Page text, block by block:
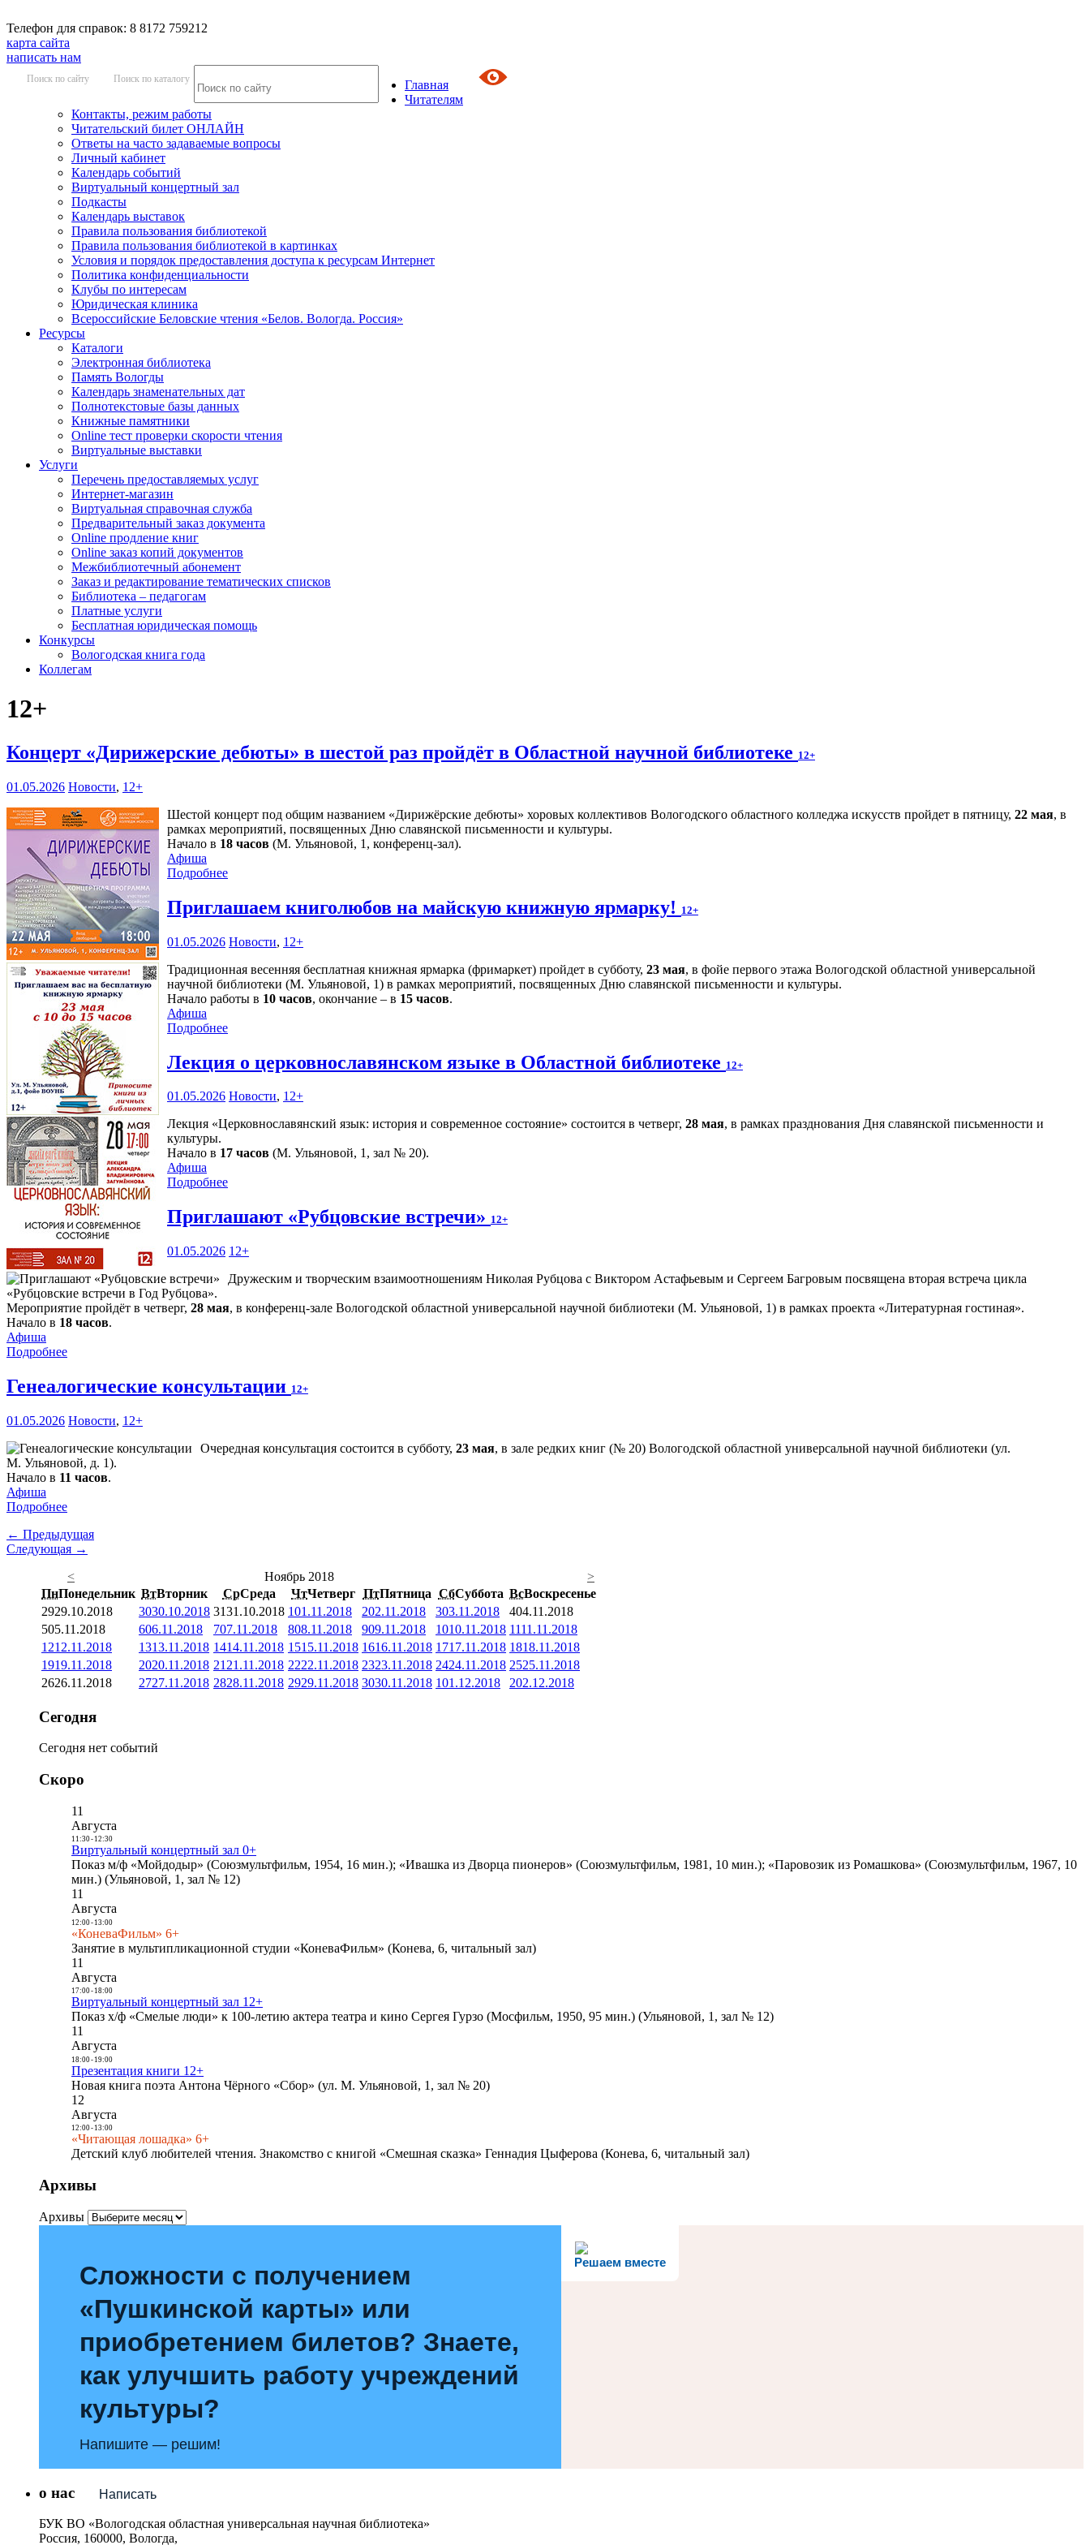
Телефон для справок: 8 8172 759212
карта сайта
написать нам
Поиск по сайту Поиск по каталогу
Главная
Читателям
Контакты, режим работы
Читательский билет ОНЛАЙН
Ответы на часто задаваемые вопросы
Личный кабинет
Календарь событий
Виртуальный концертный зал
Подкасты
Календарь выставок
Правила пользования библиотекой
Правила пользования библиотекой в картинках
Условия и порядок предоставления доступа к ресурсам Интернет
Политика конфиденциальности
Клубы по интересам
Юридическая клиника
Всероссийские Беловские чтения «Белов. Вологда. Россия»
Ресурсы
Каталоги
Электронная библиотека
Память Вологды
Календарь знаменательных дат
Полнотекстовые базы данных
Книжные памятники
Online тест проверки скорости чтения
Виртуальные выставки
Услуги
Перечень предоставляемых услуг
Интернет-магазин
Виртуальная справочная служба
Предварительный заказ документа
Online продление книг
Online заказ копий документов
Межбиблиотечный абонемент
Заказ и редактирование тематических списков
Библиотека – педагогам
Платные услуги
Бесплатная юридическая помощь
Конкурсы
Вологодская книга года
Коллегам
12+
Концерт «Дирижерские дебюты» в шестой раз пройдёт в Областной научной библиотеке 12+
01.05.2026 Новости, 12+
Шестой концерт под общим названием «Дирижёрские дебюты» хоровых коллективов Вологодского областного колледжа искусств пройдет в пятницу, 22 мая, в
рамках мероприятий, посвященных Дню славянской письменности и культуры.
Начало в 18 часов (М. Ульяновой, 1, конференц-зал).
Афиша
Подробнее
Приглашаем книголюбов на майскую книжную ярмарку! 12+
01.05.2026 Новости, 12+
Традиционная весенняя бесплатная книжная ярмарка (фримаркет) пройдет в субботу, 23 мая, в фойе первого этажа Вологодской областной универсальной
научной библиотеки (М. Ульяновой, 1) в рамках мероприятий, посвященных Дню славянской письменности и культуры.
Начало работы в 10 часов, окончание – в 15 часов.
Афиша
Подробнее
Лекция о церковнославянском языке в Областной библиотеке 12+
01.05.2026 Новости, 12+
Лекция «Церковнославянский язык: история и современное состояние» состоится в четверг, 28 мая, в рамках празднования Дня славянской письменности и
культуры.
Начало в 17 часов (М. Ульяновой, 1, зал № 20).
Афиша
Подробнее
Приглашают «Рубцовские встречи» 12+
01.05.2026 12+
Дружеским и творческим взаимоотношениям Николая Рубцова с Виктором Астафьевым и Сергеем Багровым посвящена вторая встреча цикла
«Рубцовские встречи в Год Рубцова».
Мероприятие пройдёт в четверг, 28 мая, в конференц-зале Вологодской областной универсальной научной библиотеки (М. Ульяновой, 1) в рамках проекта «Литературная гостиная».
Начало в 18 часов.
Афиша
Подробнее
Генеалогические консультации 12+
01.05.2026 Новости, 12+
Очередная консультация состоится в субботу, 23 мая, в зале редких книг (№ 20) Вологодской областной универсальной научной библиотеки (ул.
М. Ульяновой, д. 1).
Начало в 11 часов.
Афиша
Подробнее
← Предыдущая
Следующая →
<
Ноябрь 2018
>
ПнПонедельник ВтВторник СрСреда ЧтЧетверг ПтПятница СбСуббота ВсВоскресенье
2929.10.2018 3030.10.2018 3131.10.2018 101.11.2018 202.11.2018 303.11.2018 404.11.2018
505.11.2018 606.11.2018 707.11.2018 808.11.2018 909.11.2018 1010.11.2018 1111.11.2018
1212.11.2018 1313.11.2018 1414.11.2018 1515.11.2018 1616.11.2018 1717.11.2018 1818.11.2018
1919.11.2018 2020.11.2018 21 21.11.2018 2222.11.2018 2323.11.2018 2424.11.2018 2525.11.2018
2626.11.2018 2727.11.2018 2828.11.2018 2929.11.2018 3030.11.2018 101.12.2018 202.12.2018
Сегодня
Сегодня нет событий
Скоро
11
Августа
11:30- 12:30
Виртуальный концертный зал 0+
Показ м/ф «Мойдодыр» (Союзмультфильм, 1954, 16 мин.); «Ивашка из Дворца пионеров» (Союзмультфильм, 1981, 10 мин.); «Паровозик из Ромашкова» (Союзмультфильм, 1967, 10
мин.) (Ульяновой, 1, зал № 12)
11
Августа
12:00- 13:00
«КоневаФильм» 6+
Занятие в мультипликационной студии «КоневаФильм» (Конева, 6, читальный зал)
11
Августа
17:00- 18:00
Виртуальный концертный зал 12+
Показ х/ф «Смелые люди» к 100-летию актера театра и кино Сергея Гурзо (Мосфильм, 1950, 95 мин.) (Ульяновой, 1, зал № 12)
11
Августа
18:00- 19:00
Презентация книги 12+
Новая книга поэта Антона Чёрного «Сбор» (ул. М. Ульяновой, 1, зал № 20)
12
Августа
12:00- 13:00
«Читающая лошадка» 6+
Детский клуб любителей чтения. Знакомство с книгой «Смешная сказка» Геннадия Цыферова (Конева, 6, читальный зал)
Архивы
Архивы
Решаем вместе
Сложности с получением
«Пушкинской карты» или
приобретением билетов? Знаете,
как улучшить работу учреждений
культуры?
Напишите — решим!
Написать
о нас
БУК ВО «Вологодская областная универсальная научная библиотека»
Россия, 160000, Вологда,